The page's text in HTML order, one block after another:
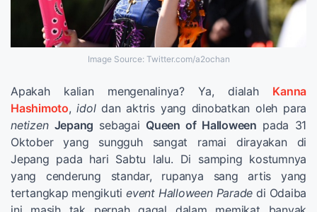
Image Source: Twitter.com/a2ochan
Apakah kalian mengenalinya? Ya, dialah Kanna
Hashimoto,idoldan aktris yang dinobatkan oleh para
netizen Jepang sebagai Queen of Halloween pada 31
Oktober yang sungguh sangat ramai dirayakan di
Jepang pada hari Sabtu lalu. Di samping kostumnya
yang cenderung standar, rupanya sang artis yang
tertangkap mengikutievent Halloween Parade di Odaiba